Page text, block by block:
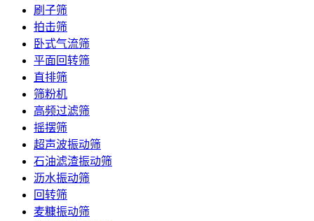
刷子筛
拍击筛
卧式气流筛
平面回转筛
直排筛
筛粉机
高频过滤筛
摇摆筛
超声波振动筛
石油滤渣振动筛
沥水振动筛
回转筛
麦糠振动筛